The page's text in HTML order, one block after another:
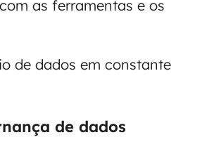
as ferramentas e os
de dados em constante
de dados